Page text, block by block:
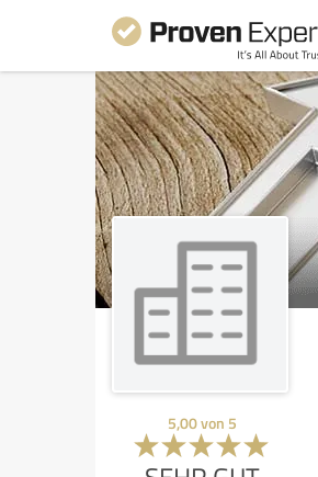
5,00von 5